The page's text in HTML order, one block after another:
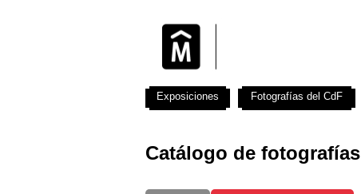
Catálogo de fotografías
Exposiciones Fotografías del CdF